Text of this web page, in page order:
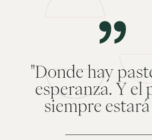
"Donde hay
esperanza. Y el
siempre